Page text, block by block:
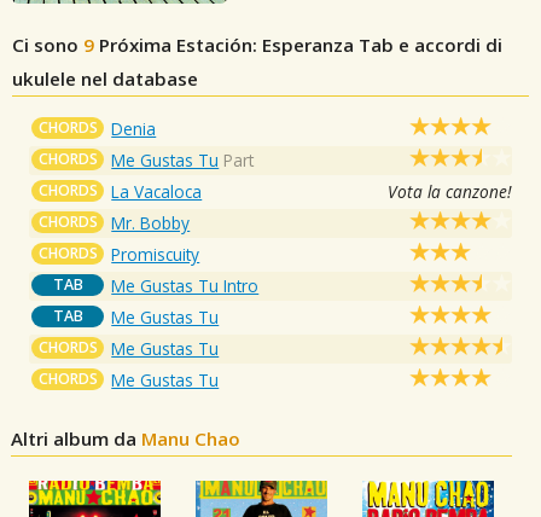
Ci sono 9 Próxima Estación: Esperanza Tab e accordi di
ukulele nel database
CHORDS Denia
CHORDS Me Gustas Tu Part
CHORDS La Vacaloca Vota la canzone!
CHORDS Mr. Bobby
CHORDS Promiscuity
TAB Me Gustas Tu Intro
TAB Me Gustas Tu
CHORDS Me Gustas Tu
CHORDS Me Gustas Tu
Altri album da Manu Chao